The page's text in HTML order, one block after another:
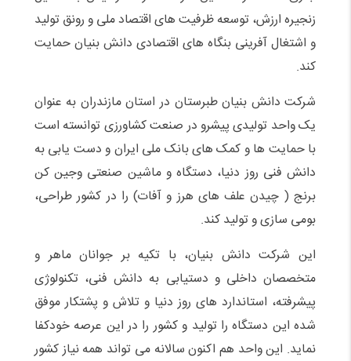
زنجیره ارزش، توسعه ظرفیت های اقتصاد ملی و رونق تولید
و اشتغال آفرینی بنگاه های اقتصادی دانش بنیان حمایت
کند.
شرکت دانش بنیان طبرستان در استان مازندران به عنوان
یک واحد تولیدی پیشرو در صنعت کشاورزی توانسته است
با حمایت ها و کمک های بانک ملی ایران و دست یابی به
دانش فنی روز دنیا، دستگاه و ماشین صنعتی وجین کن
برنج ( چیدن علف های هرز و آفات) را در کشور طراحی،
بومی سازی و تولید کند.
این شرکت دانش بنیان، با تکیه بر جوانان ماهر و
متخصصان داخلی و دستیابی به دانش فنی، تکنولوژی
پیشرفته، استاندارد های روز دنیا و تلاش و پشتکار موفق
شده اين دستگاه را توليد و کشور را در این عرصه خودکفا
نماید. اين واحد هم اکنون سالانه می تواند همه نياز کشور